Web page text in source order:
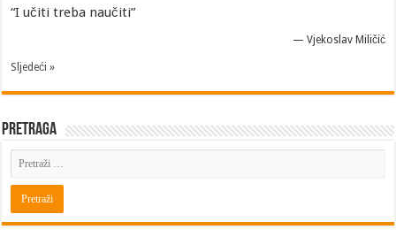
“I učiti treba naučiti”
— Vjekoslav Miličić
Sljedeći »
Pretraga